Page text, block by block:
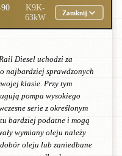
K9K-
63kW
Zamknij
Diesel uchodzi za
najbardziej sprawdzonych
klasie. Przy tym
pompa wysokiego
serie z określonym
bardziej podatne i mogą
wymiany oleju należy
oleju lub zaniedbane